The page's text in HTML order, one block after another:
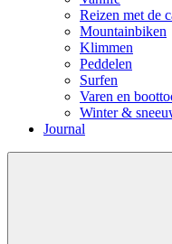
Reizen met de
Mountainbiken
Klimmen
Peddelen
Surfen
Varen en
Winter &
Journal